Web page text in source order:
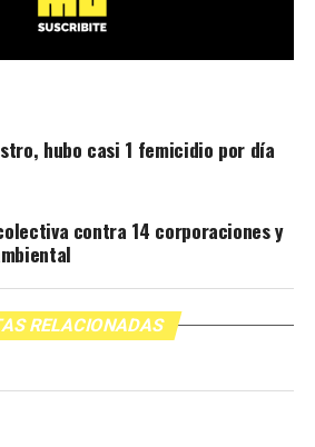
hubo casi 1 femicidio por día
contra 14 corporaciones y
RELACIONADAS